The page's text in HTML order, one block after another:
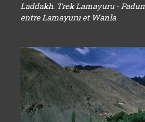
Laddakh. Trek Lamayuru -
entre Lamayuru et Wanla